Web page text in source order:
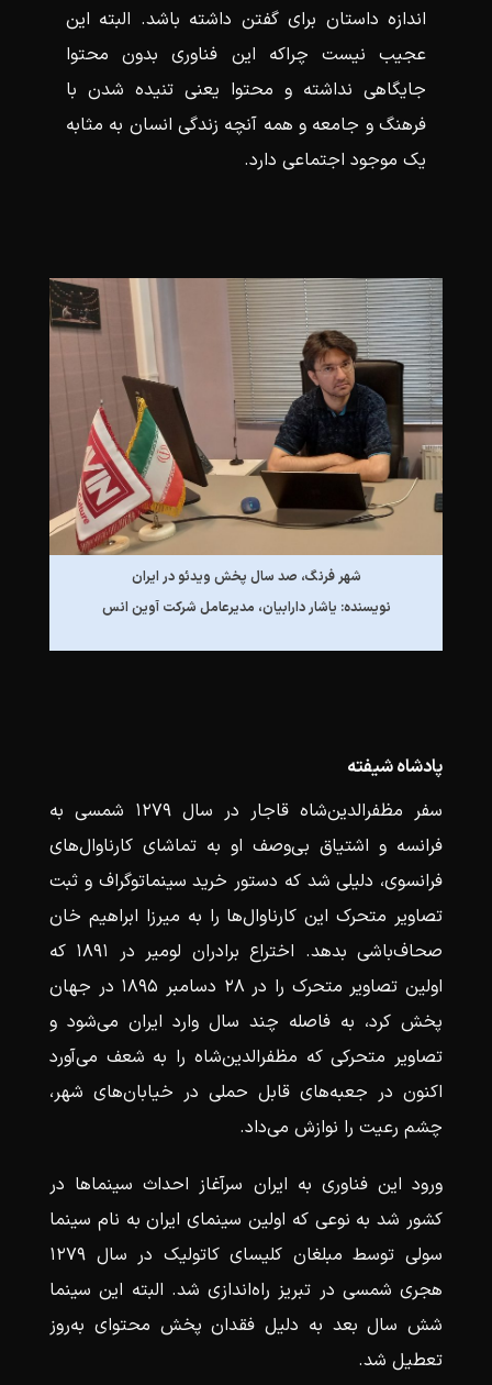
اندازه داستان برای گفتن داشته باشد. البته این
عجیب نیست چراکه این فناوری بدون محتوا
جایگاهی نداشته و محتوا یعنی تنیده شدن با
فرهنگ و جامعه و همه‌ آنچه زندگی انسان به مثابه
یک موجود اجتماعی دارد.
شهر فرنگ، صد سال پخش ویدئو در ایران
نویسنده: یاشار دارابیان، مدیرعامل شرکت آوین انس
پادشاه شیفته
سفر مظفرالدین‌شاه قاجار در سال ۱۲۷۹ شمسی به
فرانسه و اشتیاق بی‌وصف او به تماشای کارناوال‌های
فرانسوی، دلیلی شد که دستور خرید سینماتوگراف و ثبت
تصاویر متحرک این کارناوال‌ها را به میرزا ابراهیم خان
صحاف‌باشی بدهد. اختراع برادران لومیر در ۱۸۹۱ که
اولین تصاویر متحرک را در ۲۸ دسامبر ۱۸۹۵ در جهان
پخش کرد، به فاصله چند سال وارد ایران می‌شود و
تصاویر متحرکی که مظفرالدین‌شاه را به شعف می‌آورد
اکنون در جعبه‌های قابل حملی در خیابان‌های شهر،
چشم رعیت را نوازش می‌داد.
ورود این فناوری به ایران سرآغاز احداث سینماها در
کشور شد به نوعی که اولین سینمای ایران به نام سینما
سولی توسط مبلغان کلیسای کاتولیک در سال ۱۲۷۹
هجری شمسی در تبریز راه‌اندازی شد. البته این سینما
شش سال بعد به دلیل فقدان پخش محتوای به‌روز
تعطیل شد.